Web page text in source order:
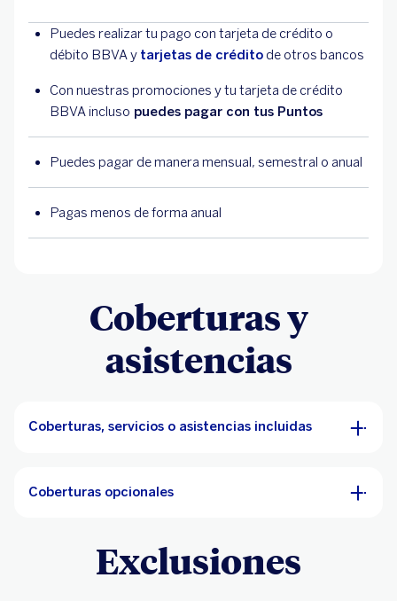
Puedes realizar tu pago con tarjeta de crédito o
débito BBVA y tarjetas de crédito de otros bancos
Con nuestras promociones y tu tarjeta de crédito
BBVA incluso puedes pagar con tus Puntos
Puedes pagar de manera mensual, semestral o anual
Pagas menos de forma anual
Coberturas y
asistencias
Coberturas, servicios o asistencias incluidas
Coberturas opcionales
Exclusiones